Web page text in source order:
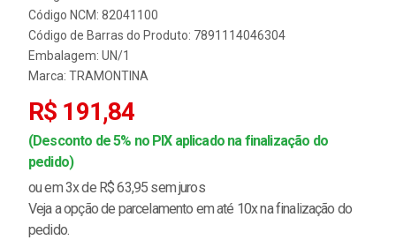
Código NCM: 82041100
Código de Barras do Produto: 7891114046304
Embalagem: UN/1
Marca: TRAMONTINA
R$ 191,84
(Desconto de 5% no PIX aplicado na finalização do
pedido)
ou em 3x de R$ 63,95 sem juros
Veja a opção de parcelamento em até 10x na finalização do
pedido.